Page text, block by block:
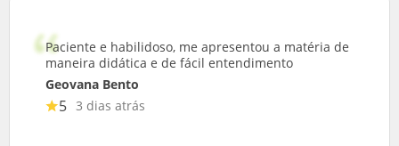
Paciente e habilidoso, me apresentou a matéria de
maneira didática e de fácil entendimento
Geovana Bento
5 3 dias atrás